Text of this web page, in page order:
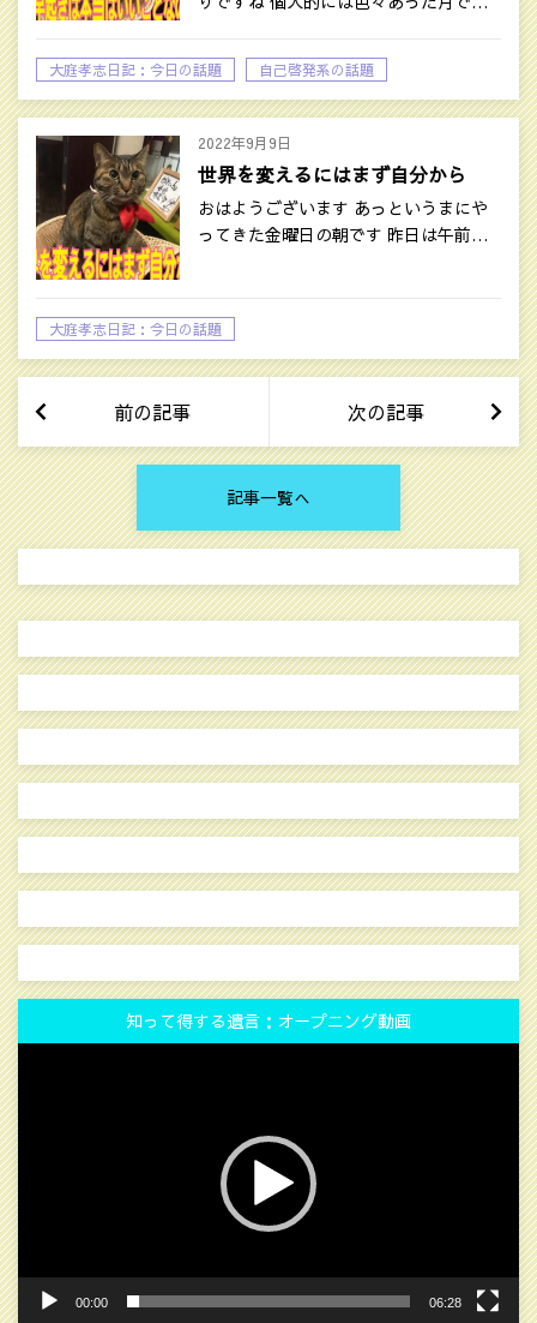
大庭孝志日記：今日の話題 自己啓発系の話題
2022年9月9日
世界を変えるにはまず自分から
おはようございます あっというまにや
ってきた金曜日の朝です 昨日は午前…
大庭孝志日記：今日の話題
前の記事 次の記事
記事一覧へ
知って得する遺言：オープニング動画
動
画
プ
レ
ー
ヤ
ー
00:00 06:28